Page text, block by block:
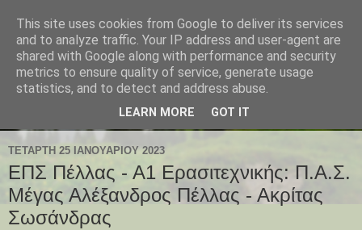
ΤΕΤΆΡΤΗ 25 ΙΑΝΟΥΑΡΊΟΥ 2023
ΕΠΣ Πέλλας - Α1 Ερασιτεχνικής: Π.Α.Σ.
Μέγας Αλέξανδρος Πέλλας - Ακρίτας
Σωσάνδρας
This site uses cookies from Google to deliver its services
and to analyze traffic. Your IP address and user-agent are
shared with Google along with performance and security
metrics to ensure quality of service, generate usage
statistics, and to detect and address abuse.
LEARN MORE GOT IT